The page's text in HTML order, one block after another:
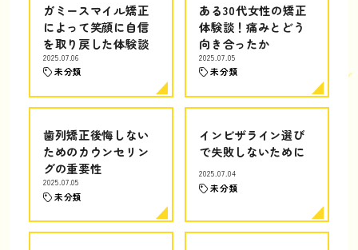
ガミースマイル矯正
によって笑顔に自信
を取り戻した体験談
2025.07.06
未分類
ある30代女性の矯正
体験談！痛みとどう
向き合ったか
2025.07.05
未分類
歯列矯正後悔しない
ためのカウンセリン
グの重要性
2025.07.05
未分類
インビザライン選び
で失敗しないために
2025.07.04
未分類